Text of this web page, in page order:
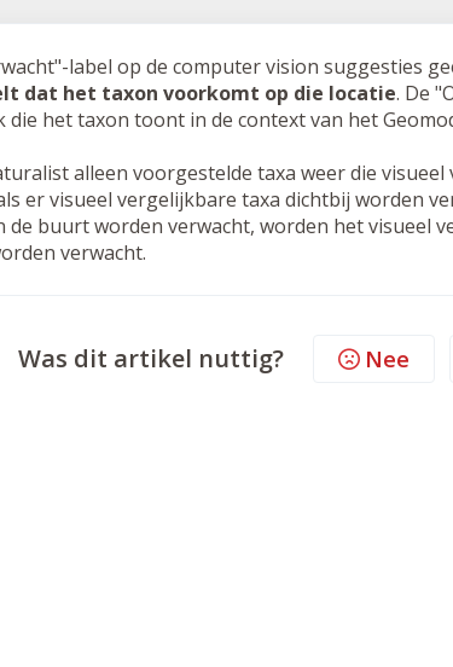
label op de computer vision suggesties
dat het taxon voorkomt op die locatie. De
die het taxon toont in de context van het
alleen voorgestelde taxa weer die
er visueel vergelijkbare taxa dichtbij worden
de buurt worden verwacht, worden het visueel
verwacht.
Was dit artikel nuttig? Nee